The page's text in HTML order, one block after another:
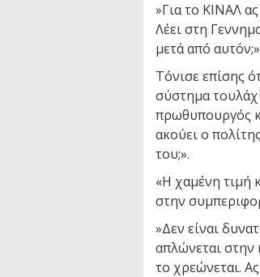
»Για το ΚΙΝΑΛ
Λέει στη
μετά από
Τόνισε επίσης
σύστημα
πρωθυπουργός
ακούει ο
του;».
«Η χαμένη τιμή
στην
»Δεν είναι
απλώνεται στην
το χρεώνεται.